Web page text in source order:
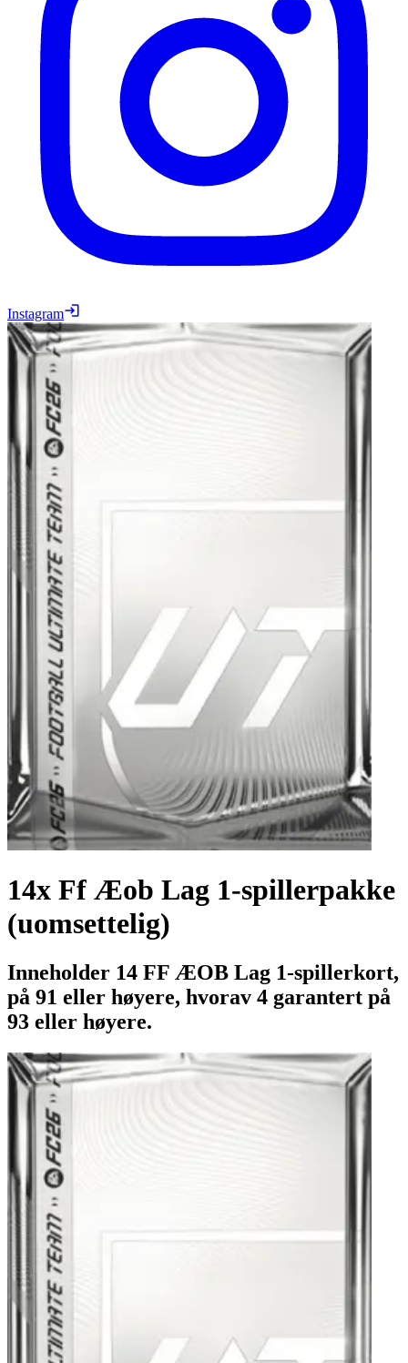
Instagram
14x Ff Æob Lag 1-spillerpakke
(uomsettelig)
Inneholder 14 FF ÆOB Lag 1-spillerkort,
på 91 eller høyere, hvorav 4 garantert på
93 eller høyere.